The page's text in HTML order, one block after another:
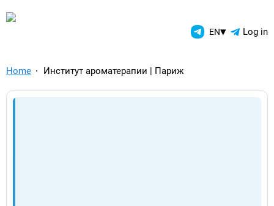
TelegramAds.com — EN▾ Log in
Home Институт ароматерапии | Париж